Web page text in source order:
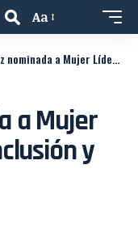
Aa
a Mujer Líder del Año por inclusión y derechos
a Mujer
y